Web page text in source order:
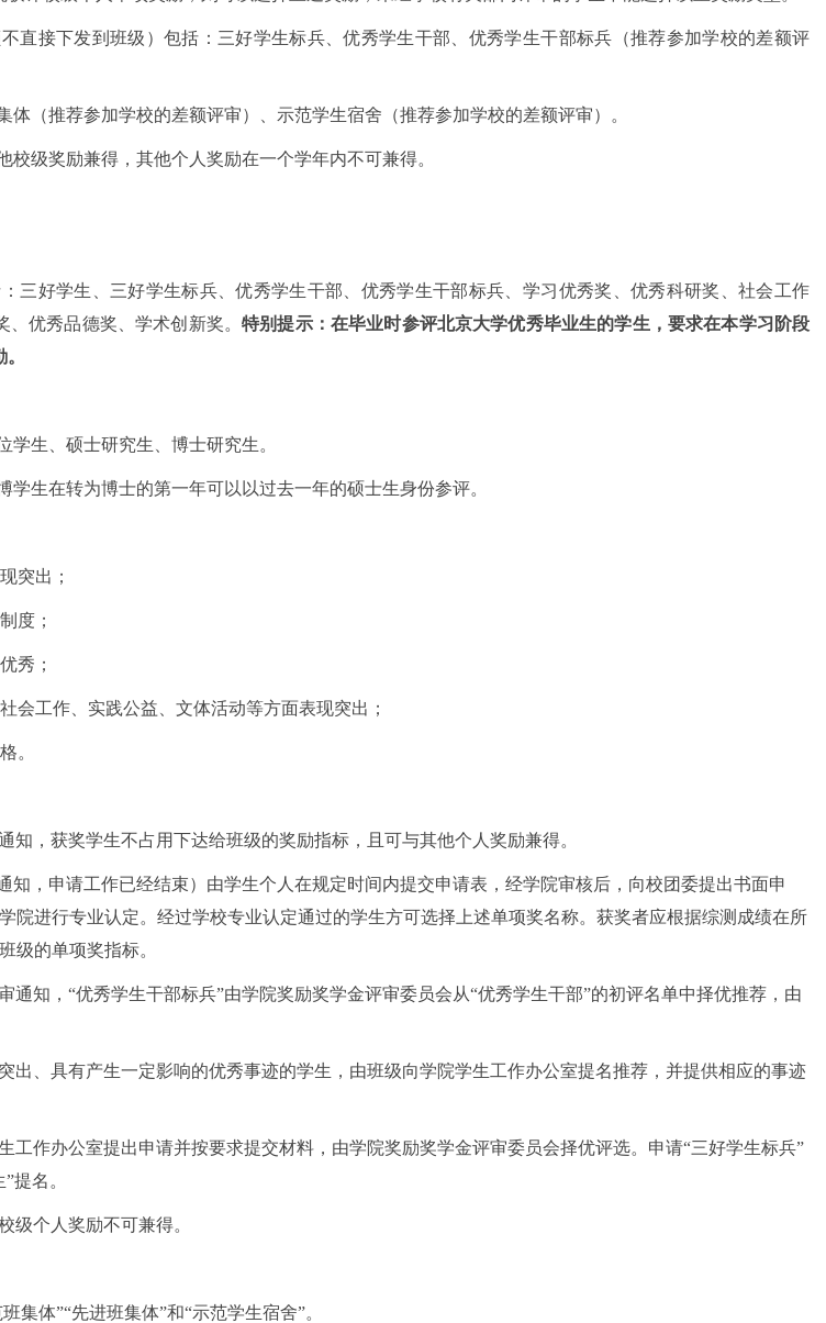
直接下发到班级）包括：三好学生标兵、优秀学生干部、优秀学生干部标兵（推荐参加学校的差额评
体（推荐参加学校的差额评审）、示范学生宿舍（推荐参加学校的差额评审）。
级奖励兼得，其他个人奖励在一个学年内不可兼得。
三好学生、三好学生标兵、优秀学生干部、优秀学生干部标兵、学习优秀奖、优秀科研奖、社会工作
、优秀品德奖、学术创新奖。特别提示：在毕业时参评北京大学优秀毕业生的学生，要求在本学习阶段
生、硕士研究生、博士研究生。
学生在转为博士的第一年可以以过去一年的硕士生身份参评。
突出；
度；
秀；
会工作、实践公益、文体活动等方面表现突出；
。
知，获奖学生不占用下达给班级的奖励指标，且可与其他个人奖励兼得。
知，申请工作已经结束）由学生个人在规定时间内提交申请表，经学院审核后，向校团委提出书面申
院进行专业认定。经过学校专业认定通过的学生方可选择上述单项奖名称。获奖者应根据综测成绩在所
级的单项奖指标。
通知，“优秀学生干部标兵”由学院奖励奖学金评审委员会从“优秀学生干部”的初评名单中择优推荐，由
出、具有产生一定影响的优秀事迹的学生，由班级向学院学生工作办公室提名推荐，并提供相应的事迹
工作办公室提出申请并按要求提交材料，由学院奖励奖学金评审委员会择优评选。申请“三好学生标兵”
提名。
级个人奖励不可兼得。
集体”“先进班集体”和“示范学生宿舍”。